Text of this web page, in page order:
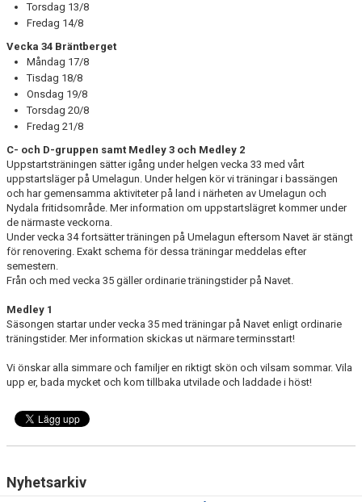
Torsdag 13/8
Fredag 14/8
Vecka 34 Bräntberget
Måndag 17/8
Tisdag 18/8
Onsdag 19/8
Torsdag 20/8
Fredag 21/8
C- och D-gruppen samt Medley 3 och Medley 2
Uppstartsträningen sätter igång under helgen vecka 33 med vårt
uppstartsläger på Umelagun. Under helgen kör vi träningar i bassängen
och har gemensamma aktiviteter på land i närheten av Umelagun och
Nydala fritidsområde. Mer information om uppstartslägret kommer under
de närmaste veckorna.
Under vecka 34 fortsätter träningen på Umelagun eftersom Navet är stängt
för renovering. Exakt schema för dessa träningar meddelas efter
semestern.
Från och med vecka 35 gäller ordinarie träningstider på Navet.
Medley 1
Säsongen startar under vecka 35 med träningar på Navet enligt ordinarie
träningstider. Mer information skickas ut närmare terminsstart!
Vi önskar alla simmare och familjer en riktigt skön och vilsam sommar. Vila
upp er, bada mycket och kom tillbaka utvilade och laddade i höst!
Nyhetsarkiv